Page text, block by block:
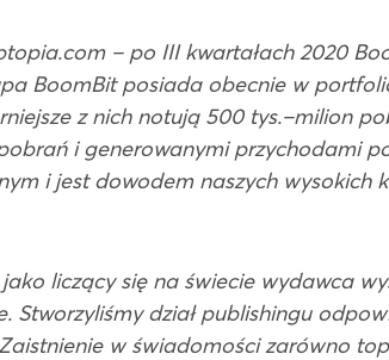
– po III kwartałach 2020
BoomBit posiada obecnie w
z nich notują 500 tys.–milion
i generowanymi przychodami
i jest dowodem naszych wysokich
liczący się na świecie wydawca
dział publishingu
w świadomości zarówno